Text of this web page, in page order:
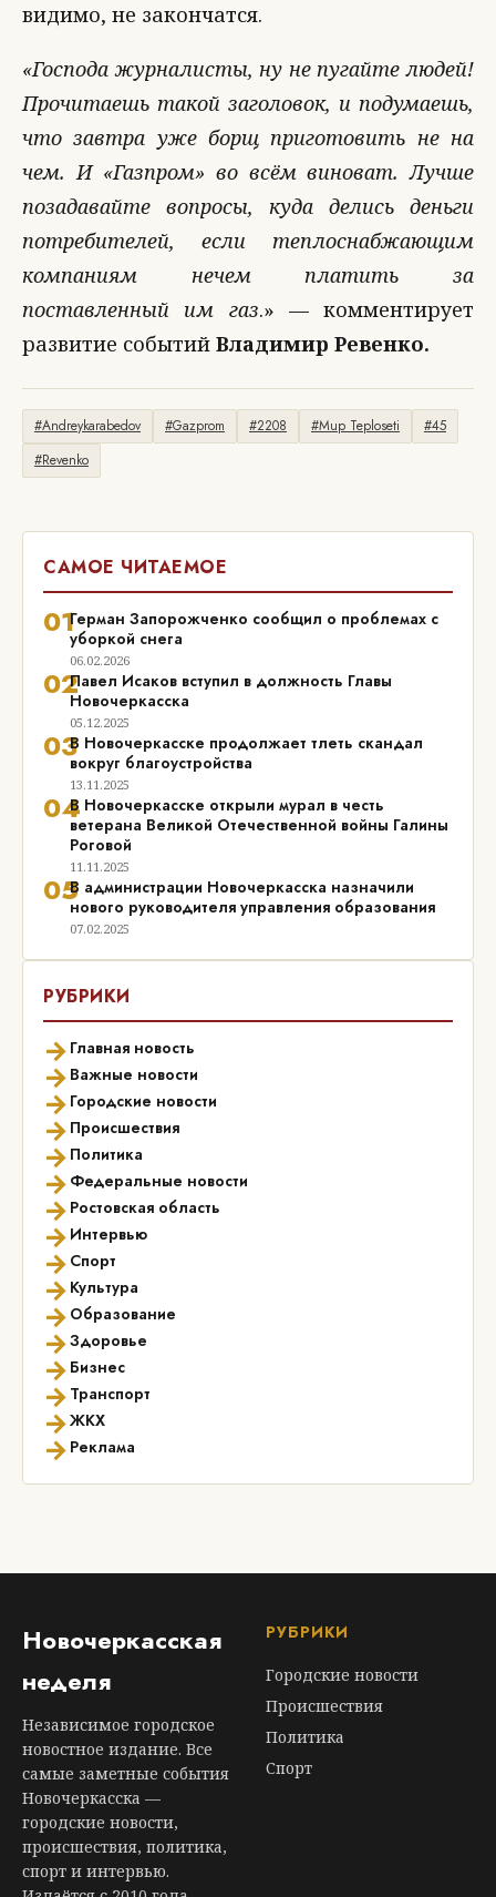
видимо, не закончатся.
«Господа журналисты, ну не пугайте людей!
Прочитаешь такой заголовок, и подумаешь,
что завтра уже борщ приготовить не на
чем. И «Газпром» во всём виноват. Лучше
позадавайте вопросы, куда делись деньги
потребителей, если теплоснабжающим
компаниям нечем платить за
поставленный им газ.» — комментирует
развитие событий Владимир Ревенко.
#Andreykarabedov #Gazprom #2208 #Mup Teploseti
#45
#Revenko
САМОЕ ЧИТАЕМОЕ
01Герман Запорожченко сообщил о проблемах с
уборкой снега
06.02.2026
02Павел Исаков вступил в должность Главы
Новочеркасска
05.12.2025
03В Новочеркасске продолжает тлеть скандал
вокруг благоустройства
13.11.2025
04В Новочеркасске открыли мурал в честь
ветерана Великой Отечественной войны Галины
Роговой
11.11.2025
05В администрации Новочеркасска назначили
нового руководителя управления образования
07.02.2025
РУБРИКИ
→ Главная новость
→ Важные новости
→ Городские новости
→ Происшествия
→ Политика
→ Федеральные новости
→ Ростовская область
→ Интервью
→ Спорт
→ Культура
→ Образование
→Здоровье
→ Бизнес
→ Транспорт
→ЖКХ
→ Реклама
Новочеркасская
неделя
Независимое городское
новостное издание. Все
самые заметные события
Новочеркасска —
городские новости,
происшествия, политика,
спорт и интервью.
РУБРИКИ
Городские новости
Происшествия
Политика
Спорт